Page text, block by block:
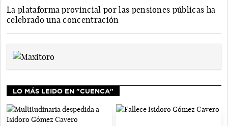
La plataforma provincial por las pensiones públicas ha
celebrado una concentración
LO MÁS LEIDO EN "CUENCA"